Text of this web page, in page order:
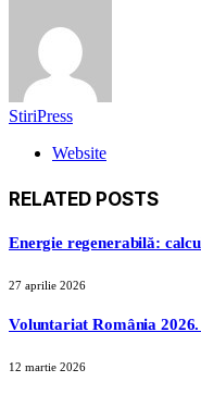
StiriPress
Website
RELATED POSTS
Energie regenerabilă:
27 aprilie 2026
Voluntariat România
12 martie 2026